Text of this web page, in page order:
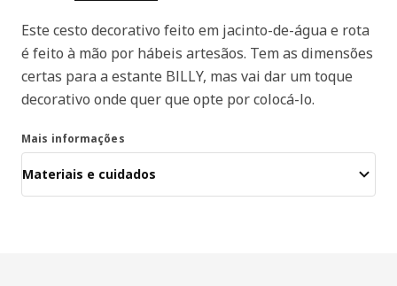
Este cesto decorativo feito em jacinto-de-água e rota
é feito à mão por hábeis artesãos. Tem as dimensões
certas para a estante BILLY, mas vai dar um toque
decorativo onde quer que opte por colocá-lo.
Mais informações
Materiais e cuidados